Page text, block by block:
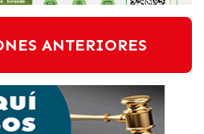
ANTERIORES